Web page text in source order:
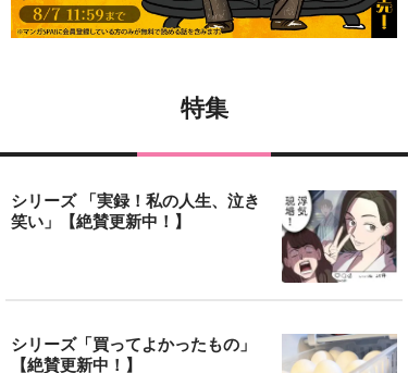
特集
シリーズ 「実録！私の人生、泣き
笑い」【絶賛更新中！】
シリーズ「買ってよかったもの」
【絶賛更新中！】